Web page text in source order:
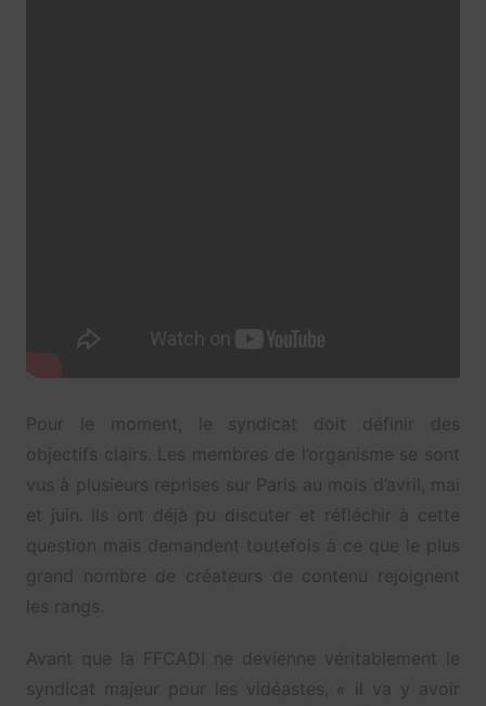
Pour le moment, le syndicat doit définir des
objectifs clairs. Les membres de l’organisme se sont
vus à plusieurs reprises sur Paris au mois d’avril, mai
et juin. Ils ont déjà pu discuter et réfléchir à cette
question mais demandent toutefois à ce que le plus
grand nombre de créateurs de contenu rejoignent
les rangs.
Avant que la FFCADI ne devienne véritablement le
syndicat majeur pour les vidéastes, « il va y avoir